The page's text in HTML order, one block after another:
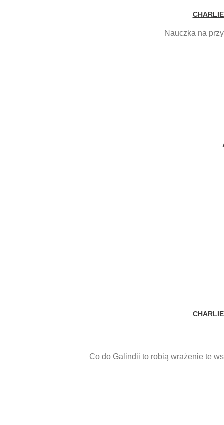
Nauczka na
Co do Galindii to robią wrażenie te